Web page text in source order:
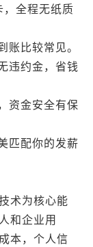
全程无纸质
比较常见。
违约金，省钱
资金安全有保
匹配你的发薪
术为核心能
和企业用
本，个人信